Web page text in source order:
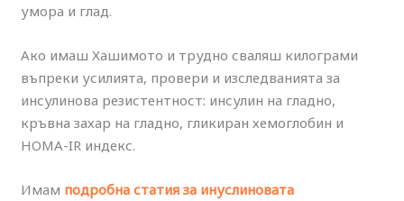
умора и глад.
Ако имаш Хашимото и трудно сваляш килограми
въпреки усилията, провери и изследванията за
инсулинова резистентност: инсулин на гладно,
кръвна захар на гладно, гликиран хемоглобин и
HOMA-IR индекс.
Имам подробна статия за инуслиновата